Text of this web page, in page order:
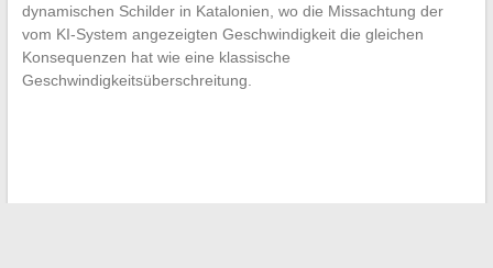
dynamischen Schilder in Katalonien, wo die Missachtung der
vom KI-System angezeigten Geschwindigkeit die gleichen
Konsequenzen hat wie eine klassische
Geschwindigkeitsüberschreitung.